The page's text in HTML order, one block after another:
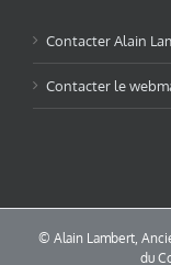
Contacter Alain
Contacter le
© Alain Lambert,
du